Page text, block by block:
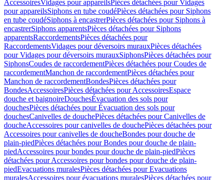
AccessoiresVidages pour appareilsPièces détachées pour Vidages
pour appareilsSiphons en tube coudéPièces détachées pour Siphons
en tube coudéSiphons à encastrerPièces détachées pour Siphons à
encastrerSiphons apparentsPièces détachées pour Siphons
apparentsRaccordementsPièces détachées pour
RaccordementsVidages pour déversoirs murauxPièces détachées
pour Vidages pour déversoirs murauxSiphonsPièces détachées pour
SiphonsCoudes de raccordementPièces détachées pour Coudes de
raccordementManchon de raccordementPièces détachées pour
Manchon de raccordementBondesPièces détachées pour
BondesAccessoiresPièces détachées pour AccessoiresEspace
douche et baignoireDouchesÉvacuation des sols pour
douchesPièces détachées pour Évacuation des sols pour
douchesCanivelles de douchePièces détachées pour Canivelles de
doucheAccessoires pour canivelles de douchePièces détachées pour
Accessoires pour canivelles de doucheBondes pour douche de
plain-piedPièces détachées pour Bondes pour douche de plain-
piedAccessoires pour bondes pour douche de plain-piedPièces
détachées pour Accessoires pour bondes pour douche de plain-
piedEvacuations muralesPièces détachées pour Evacuations
muralesAccessoires pour évacuations muralesPièces détachées pour